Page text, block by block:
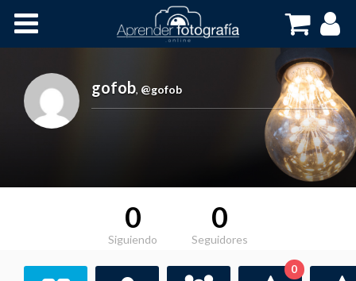
Cursos OnLine
gofob, @gofob
0
Siguiendo
0
Seguidores
0